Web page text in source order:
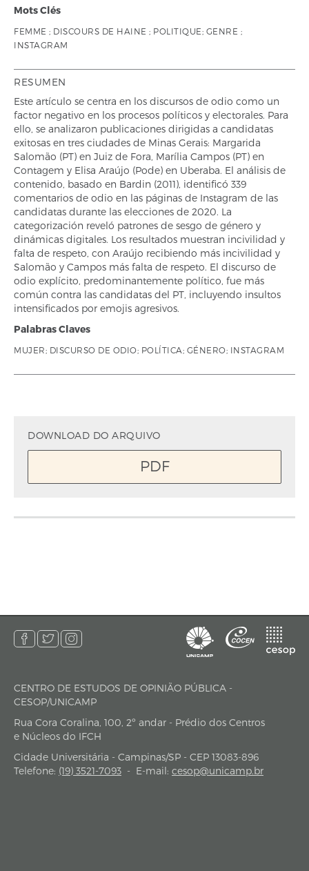
Mots Clés
FEMME ; DISCOURS DE HAINE ; POLITIQUE; GENRE ;
INSTAGRAM
RESUMEN
Este artículo se centra en los discursos de odio como un
factor negativo en los procesos políticos y electorales. Para
ello, se analizaron publicaciones dirigidas a candidatas
exitosas en tres ciudades de Minas Gerais: Margarida
Salomão (PT) en Juiz de Fora, Marília Campos (PT) en
Contagem y Elisa Araújo (Pode) en Uberaba. El análisis de
contenido, basado en Bardin (2011), identificó 339
comentarios de odio en las páginas de Instagram de las
candidatas durante las elecciones de 2020. La
categorización reveló patrones de sesgo de género y
dinámicas digitales. Los resultados muestran incivilidad y
falta de respeto, con Araújo recibiendo más incivilidad y
Salomão y Campos más falta de respeto. El discurso de
odio explícito, predominantemente político, fue más
común contra las candidatas del PT, incluyendo insultos
intensificados por emojis agresivos.
Palabras Claves
MUJER; DISCURSO DE ODIO; POLÍTICA; GÉNERO; INSTAGRAM
DOWNLOAD DO ARQUIVO
PDF
endereço
CENTRO DE ESTUDOS DE OPINIÃO PÚBLICA -
CESOP/UNICAMP
Rua Cora Coralina, 100, 2º andar - Prédio dos Centros
e Núcleos do IFCH
Cidade Universitária - Campinas/SP - CEP 13083-896
Telefone: (19) 3521-7093 - E-mail: cesop@unicamp.br